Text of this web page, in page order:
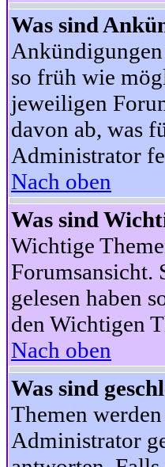
Was sind
so früh wie
jeweiligen
davon ab, was
Administrator
Nach oben
Was sind
Wichtige
Forumsansicht.
gelesen haben
den Wichtigen
Nach oben
Was sind
Themen
Administrator